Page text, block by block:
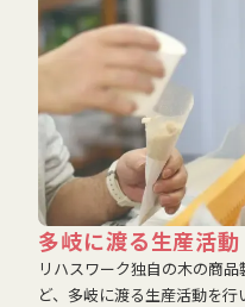
多岐に渡る生産活動
リハスワーク独自の木の商
ど、多岐に渡る生産活動を